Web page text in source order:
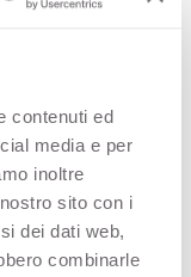
contenuti ed
media e per
inoltre
sito con i
dei dati web,
combinarle
che, in linea
condivisione
allo stretto